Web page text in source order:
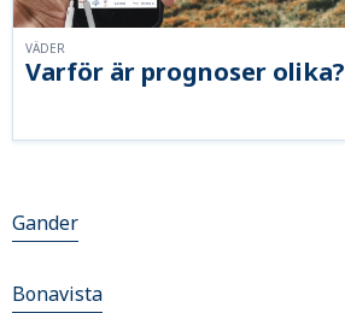
Varför är prognoser olika?
VÄDER
Gander
Bonavista